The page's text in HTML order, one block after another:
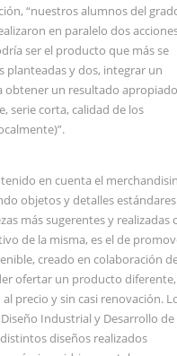
“nuestros alumnos del
en paralelo dos
ser el producto que más se
planteadas y dos, integrar un
obtener un resultado
serie corta, calidad de los
en cuenta el
objetos y detalles
más sugerentes y realizadas
de la misma, es el de
creado en colaboración
ofertar un producto
precio y sin casi renovación.
Industrial y Desarrollo de
diseños realizados